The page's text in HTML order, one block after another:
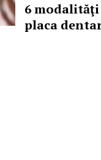
6
placa